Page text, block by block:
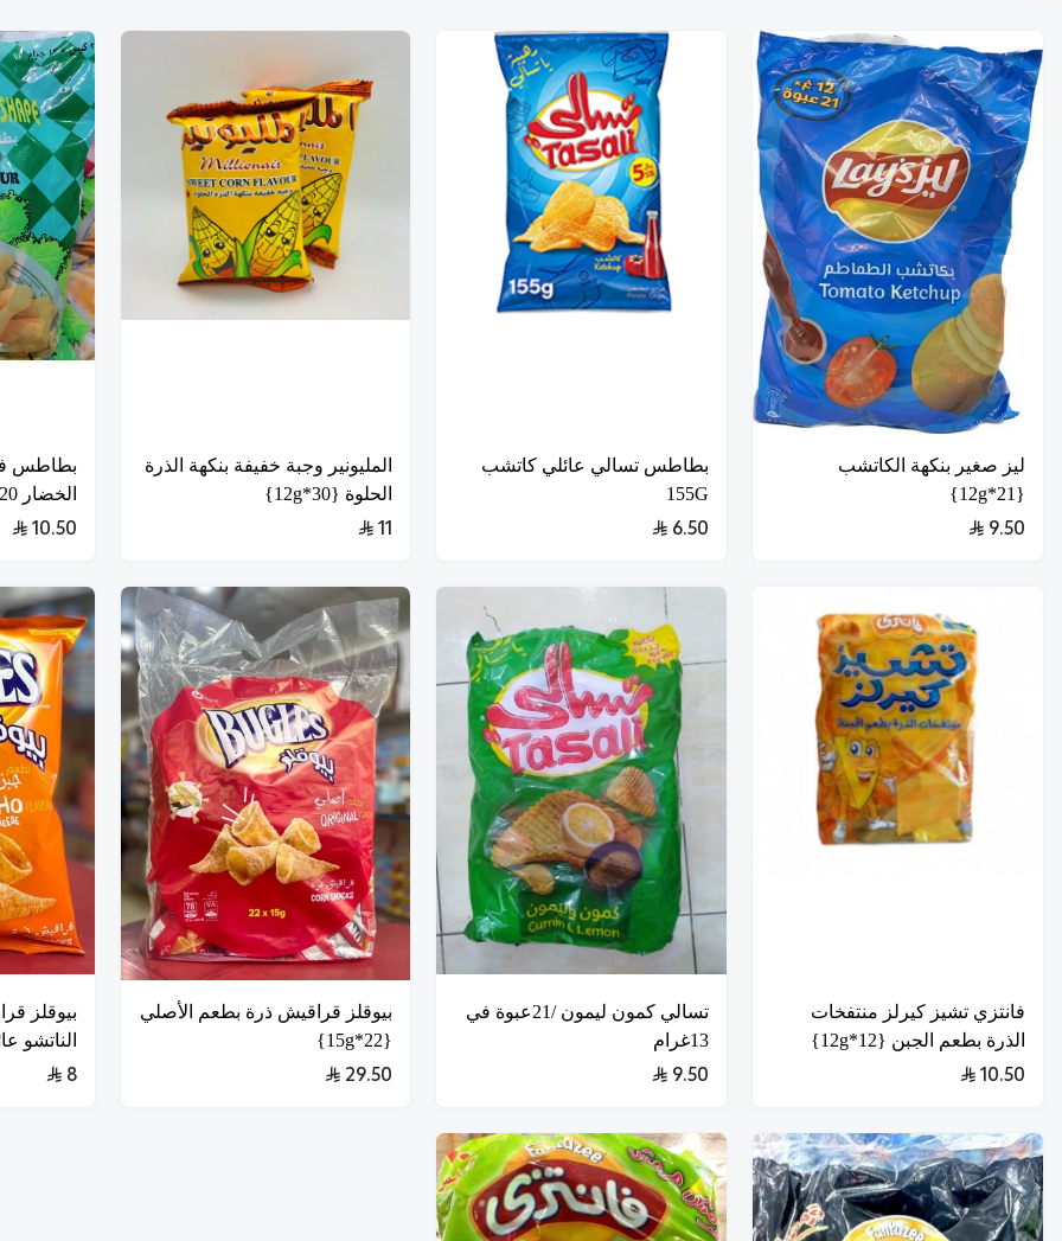
ليز صغير بنكهة الكاتشب
{21*12g}
9.50
بطاطس تسالي عائلي كاتشب
155G
6.50
المليونير وجبة خفيفة بنكهة الذرة
الحلوة {30*12g}
11
بطاطس
الخضار 20×12g
10.50
فانتزي تشيز كيرلز منتفخات
الذرة بطعم الجبن {12*12g}
10.50
تسالي كمون ليمون /21عبوة في
13غرام
9.50
بيوقلز قراقيش ذرة بطعم الأصلي
{22*15g}
29.50
بيوقلز
الناتشو
8